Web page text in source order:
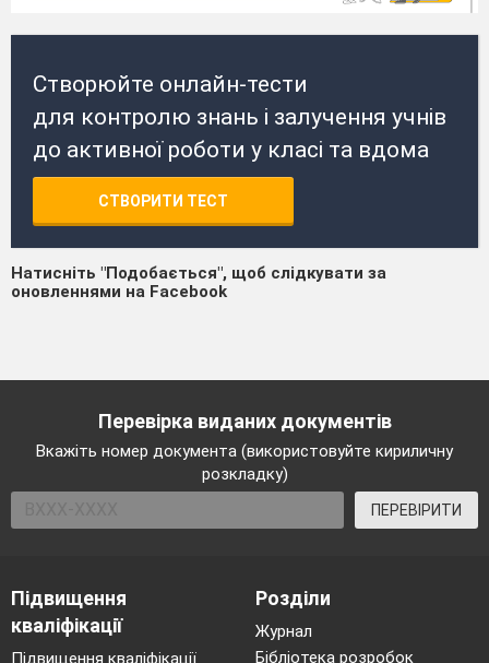
Створюйте онлайн-тести
для контролю знань і залучення учнів
до активної роботи у класі та вдома
СТВОРИТИ ТЕСТ
Натисніть "Подобається", щоб слідкувати за
оновленнями на Facebook
Перевірка виданих документів
Вкажіть номер документа (використовуйте кириличну
розкладку)
ПЕРЕВІРИТИ
Підвищення
кваліфікації
Підвищення кваліфікації
Розділи
Журнал
Бібліотека розробок